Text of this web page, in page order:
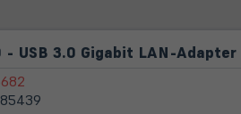
- USB 3.0 Gigabit LAN-